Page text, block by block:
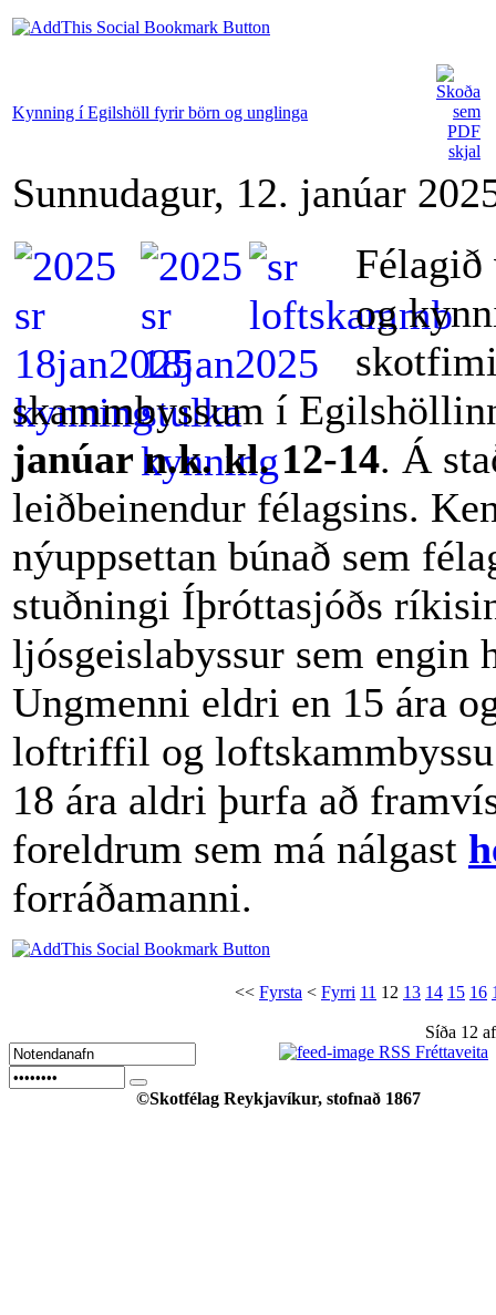
Kynning í Egilshöll fyrir börn og unglinga
Sunnudagur, 12. janúar
og
skammbyssum í
janúar n.k. kl. 12-14. Á
leiðbeinendur félagsins.
nýuppsettan búnað sem
stuðningi Íþróttasjóðs
ljósgeislabyssur sem engin
Ungmenni eldri en 15 ára
loftriffil og
18 ára aldri þurfa að
foreldrum sem má nálgast
forráðamanni.
<< Fyrsta < Fyrri 11 12 13 14 15 16
Síða 12
RSS Fréttaveita
©Skotfélag Reykjavíkur, stofnað 1867